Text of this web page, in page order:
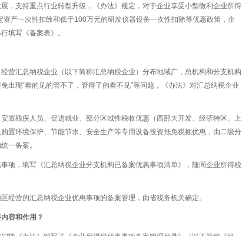
，支持重点行业转型升级，《办法》规定，对于企业享受小型微利企业所得
产一次性扣除和低于100万元的研发仪器设备一次性扣除等优惠政策，企
填写《备案表》。
营汇总纳税企业（以下简称汇总纳税企业）分布地域广，总机构和分支机构
出现“看的见的管不了，管得了的看不见”等问题，《办法》对汇总纳税企业
置残疾人员、促进就业、部分区域性税收优惠（西部大开发、经济特区、上
置环境保护、节能节水、安全生产等专用设备投资抵免税额优惠，由二级分
一备案。
项，填写《汇总纳税企业分支机构已备案优惠事项清单》，随同企业所得税
经营的汇总纳税企业优惠事项的备案管理，由省税务机关确定。
容和作用？